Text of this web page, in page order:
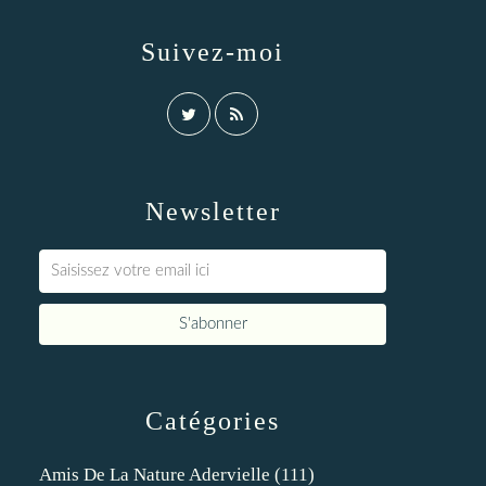
Newsletter
Catégories
Amis De La Nature Adervielle (111)
Suivez-moi